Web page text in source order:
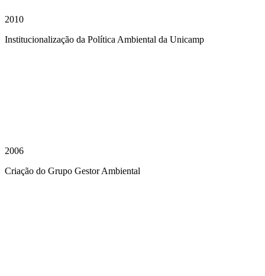
2010
Institucionalização da Política Ambiental da Unicamp
2006
Criação do Grupo Gestor Ambiental